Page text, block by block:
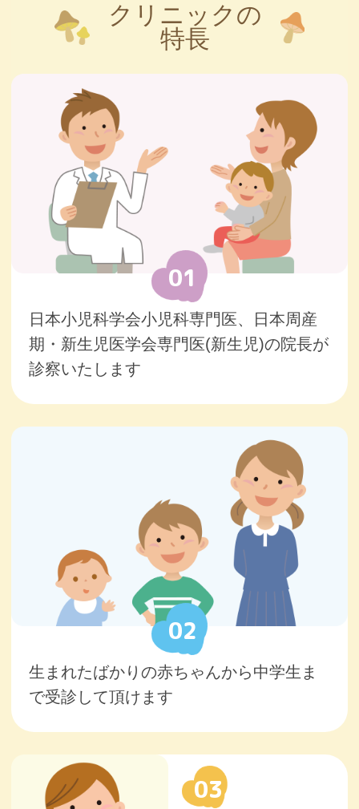
予防接種時間帯の処方について
順番予約に遅れる場合のお願いで
窓口受付の終了時刻について
WEB受付時間
お電話での問い合わせ時間（平日
土曜日の診療時間とワクチン専用枠
※予防接種の前日及び当日のキャン
セルはお電話でお願いいたします
初めて来院される患者さまへ
3歳以上マスク着用のお願い
乳幼児健診について
小児かかりつけ医制度について
クリニックの
特長
01
日本小児科学会小児科専門医、日本周産
期・新生児医学会専門医(新生児)の院長が
診察いたします
02
生まれたばかりの赤ちゃんから中学生ま
で受診して頂けます
03